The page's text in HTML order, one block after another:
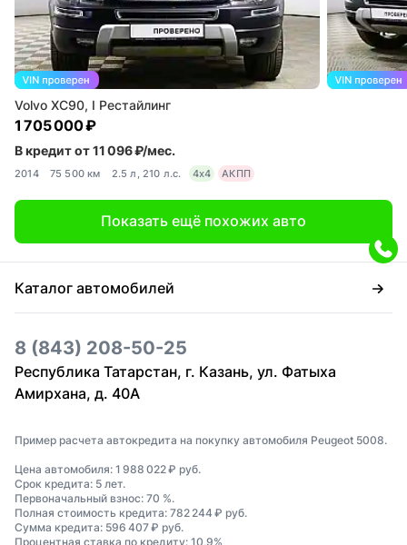
Volvo XC90, I Рестайлинг
1 705 000 ₽
В кредит от 11 096 ₽/мес.
2014 75 500 км 2.5 л, 210 л.с. 4x4 АКПП
Показать ещё похожих авто
Каталог автомобилей
8 (843) 208-50-25
Республика Татарстан, г. Казань, ул. Фатыха
Амирхана, д. 40А
Пример расчета автокредита на покупку автомобиля Peugeot 5008.
Цена автомобиля: 1 988 022 ₽ руб.
Срок кредита: 5 лет.
Первоначальный взнос: 70 %.
Полная стоимость кредита: 782 244 ₽ руб.
Сумма кредита: 596 407 ₽ руб.
Процентная ставка по кредиту: 10,9%